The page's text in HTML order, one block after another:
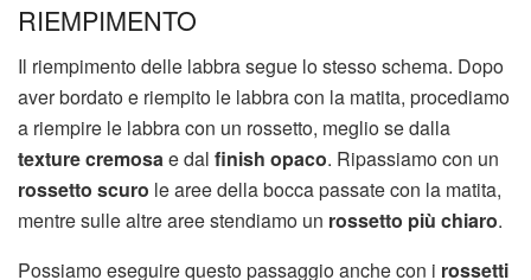
RIEMPIMENTO
Il riempimento delle labbra segue lo stesso schema. Dopo
aver bordato e riempito le labbra con la matita, procediamo
a riempire le labbra con un rossetto, meglio se dalla
texture cremosae dal finish opaco. Ripassiamo con un
rossetto scuro le aree della bocca passate con la matita,
mentre sulle altre aree stendiamo un rossetto più chiaro.
Possiamo eseguire questo passaggio anche con i rossetti